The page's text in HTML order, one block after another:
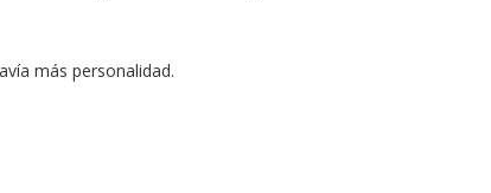
más personalidad.